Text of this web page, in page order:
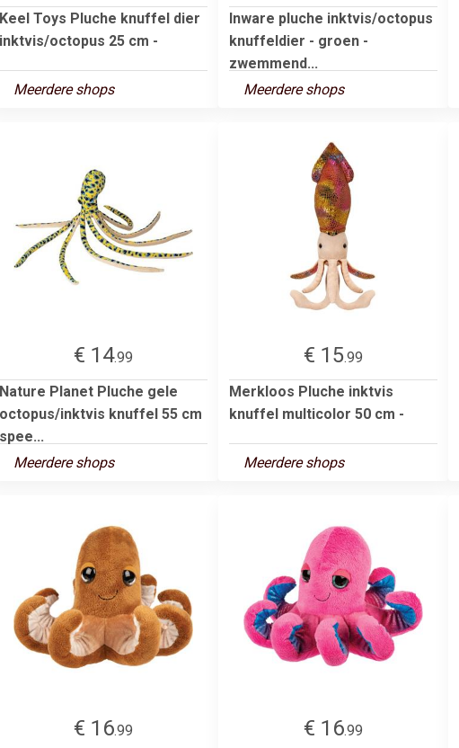
Keel Toys Pluche knuffel dier
inktvis/octopus 25 cm -
Meerdere shops
Inware pluche inktvis/octopus
knuffeldier - groen -
zwemmend...
Meerdere shops
€ 14.99
Nature Planet Pluche gele
octopus/inktvis knuffel 55 cm
spee...
Meerdere shops
€ 15.99
Merkloos Pluche inktvis
knuffel multicolor 50 cm -
Meerdere shops
€ 16.99
€ 16.99